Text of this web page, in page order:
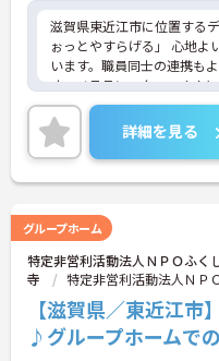
滋賀県東近江市に位置する
ぉっとやすらげる」 心地よ
います。職員同士の連携も
す。ベテランスタッフさん
っかりとあり、介護系の資
タートいただけます。ご興
策ポイントなど、さらに詳
でお気軽にご相談ください！
詳細を見る
グループホーム
特定非営利活動法人ＮＰＯふく
寺
特定非営利活動法人ＮＰ
【滋賀県／東近江
♪グループホームで